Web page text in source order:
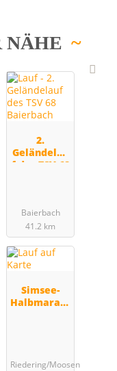
NÄHE
2.
Geländelau
f des TSV 68
Baierbach
41.2 km
Simsee-
Halbmarath
Riedering/Moosen